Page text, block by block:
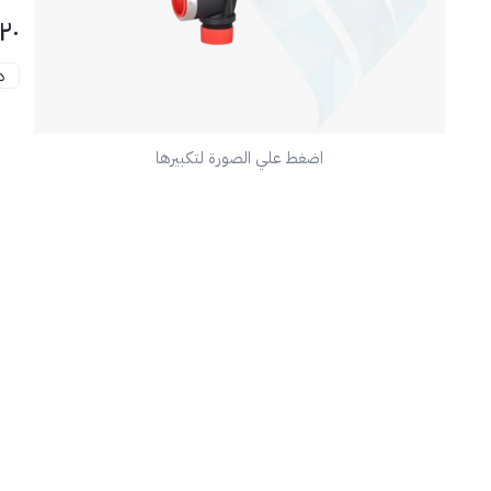
اضغط علي الصورة لتكبيرها